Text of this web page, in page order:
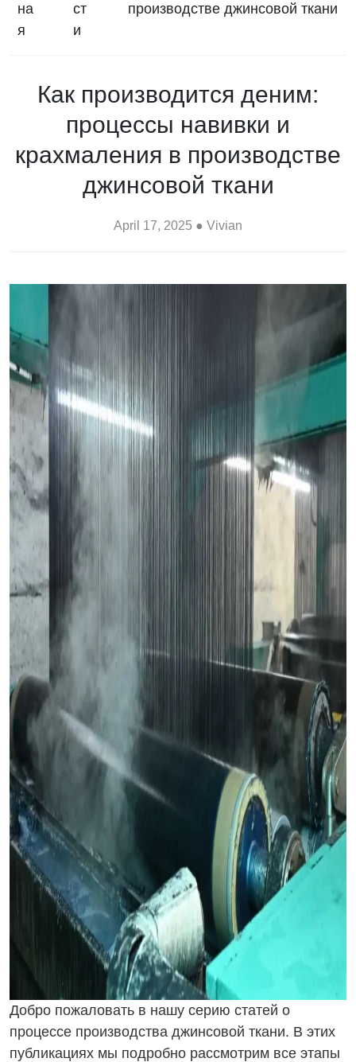
на
я
ст
и
производстве джинсовой ткани
Как производится деним:
процессы навивки и
крахмаления в производстве
джинсовой ткани
April 17, 2025 ● Vivian
Добро пожаловать в нашу серию статей о
процессе производства джинсовой ткани. В этих
публикациях мы подробно рассмотрим все этапы